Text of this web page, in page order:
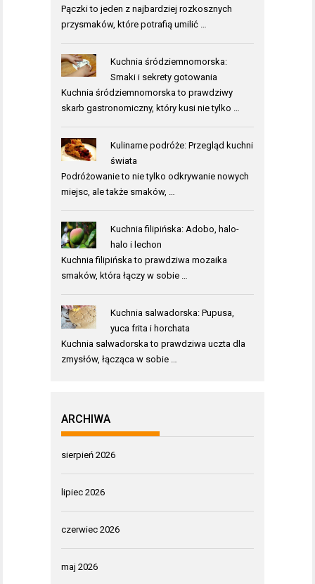
Pączki to jeden z najbardziej rozkosznych
przysmaków, które potrafią umilić …
Kuchnia śródziemnomorska:
Smaki i sekrety gotowania
Kuchnia śródziemnomorska to prawdziwy
skarb gastronomiczny, który kusi nie tylko …
Kulinarne podróże: Przegląd kuchni
świata
Podróżowanie to nie tylko odkrywanie nowych
miejsc, ale także smaków, …
Kuchnia filipińska: Adobo, halo-
halo i lechon
Kuchnia filipińska to prawdziwa mozaika
smaków, która łączy w sobie …
Kuchnia salwadorska: Pupusa,
yuca frita i horchata
Kuchnia salwadorska to prawdziwa uczta dla
zmysłów, łącząca w sobie …
ARCHIWA
sierpień 2026
lipiec 2026
czerwiec 2026
maj 2026